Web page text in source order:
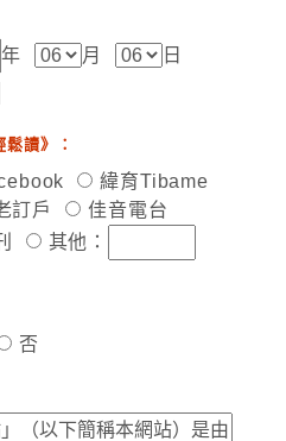
年 月 日
讀》：
緯育Tibame
訂戶
佳音電台
其他：
否